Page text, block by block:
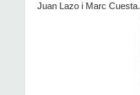
Juan Lazo i Marc Cuesta.